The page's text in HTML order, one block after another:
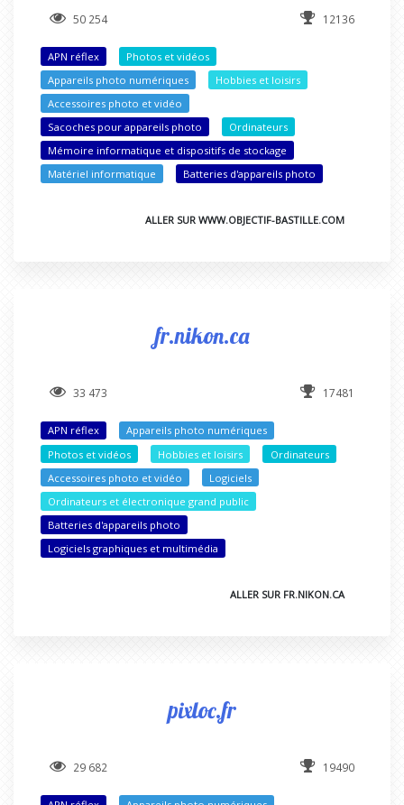
50 254 12136
APN réflex
Photos et vidéos
Appareils photo numériques
Hobbies et loisirs
Accessoires photo et vidéo
Sacoches pour appareils photo
Ordinateurs
Mémoire informatique et dispositifs de stockage
Matériel informatique
Batteries d'appareils photo
ALLER SUR WWW.OBJECTIF-BASTILLE.COM
fr.nikon.ca
33 473 17481
APN réflex
Appareils photo numériques
Photos et vidéos
Hobbies et loisirs
Ordinateurs
Accessoires photo et vidéo
Logiciels
Ordinateurs et électronique grand public
Batteries d'appareils photo
Logiciels graphiques et multimédia
ALLER SUR FR.NIKON.CA
pixloc.fr
29 682 19490